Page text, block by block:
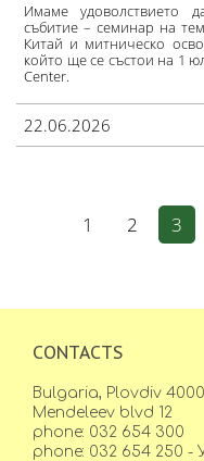
Имаме удоволствието
събитие – семинар на
Китай и митническо
който ще се състои на 1
Center.
22.06.2026
1 2 3
CONTACTS
Bulgaria, Plovdiv 4000
Mendeleev blvd 12
phone: 032 654 300
phone: 032 654 250 -